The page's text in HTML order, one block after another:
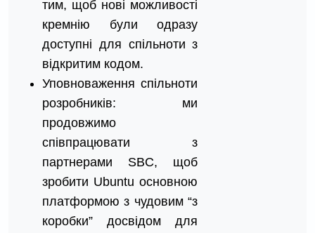
тим, щоб нові можливості
кремнію були одразу
доступні для спільноти з
відкритим кодом.
Уповноваження спільноти
розробників: ми
продовжимо
співпрацювати з
партнерами SBC, щоб
зробити Ubuntu основною
платформою з чудовим “з
коробки” досвідом для